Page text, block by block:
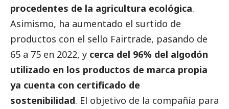
procedentes de la agricultura ecológica.
Asimismo, ha aumentado el surtido de
productos con el sello Fairtrade, pasando de
65 a 75 en 2022, y cerca del 96% del algodón
utilizado en los productos de marca propia
ya cuenta con certificado de
sostenibilidad. El objetivo de la compañía para